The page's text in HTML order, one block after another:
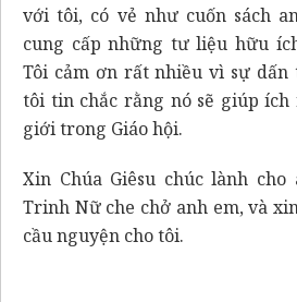
với tôi, có vẻ như cuốn sách
cung cấp những tư liệu hữu
Tôi cảm ơn rất nhiều vì sự dấn
tôi tin chắc rằng nó sẽ giúp
giới trong Giáo hội.
Xin Chúa Giêsu chúc lành
Trinh Nữ che chở anh em, và
cầu nguyện cho tôi.